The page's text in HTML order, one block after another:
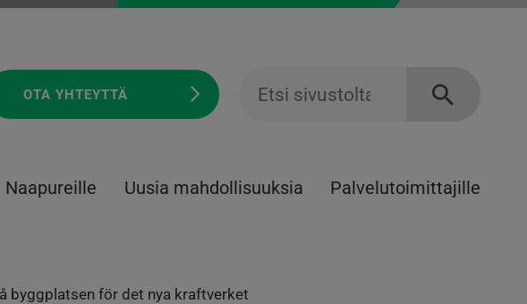
OTA YHTEYTTÄ
Naapureille Uusia mahdollisuuksia Palvelu­toimittajille
byggplatsen för det nya kraftverket